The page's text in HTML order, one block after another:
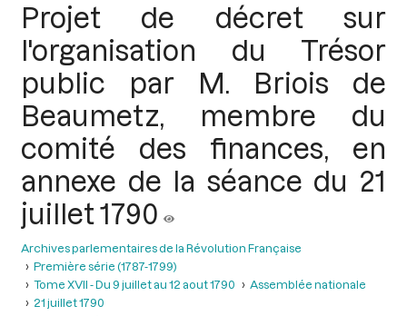
Projet de décret sur
l'organisation du Trésor
public par M. Briois de
Beaumetz, membre du
comité des finances, en
annexe de la séance du 21
juillet 1790
Archives parlementaires de la Révolution Française
Première série (1787-1799)
Tome XVII - Du 9 juillet au 12 aout 1790
Assemblée nationale
21 juillet 1790